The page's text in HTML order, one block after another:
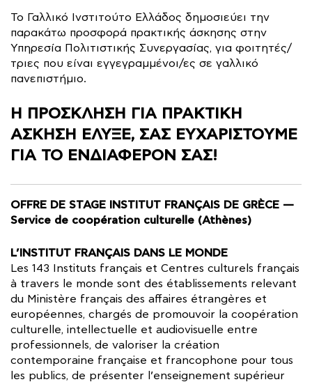
Το Γαλλικό Ινστιτούτο Ελλάδος δημοσιεύει την
παρακάτω προσφορά πρακτικής άσκησης στην
Υπηρεσία Πολιτιστικής Συνεργασίας, για φοιτητές/
τριες που είναι εγγεγραμμένοι/ες σε γαλλικό
πανεπιστήμιο.
Η ΠΡOΣΚΛΗΣΗ ΓΙΑ ΠΡΑΚΤΙΚΗ
ΑΣΚΗΣΗ ΕΛΥΞΕ, ΣΑΣ ΕΥΧΑΡΙΣΤΟYΜΕ
ΓΙΑ ΤΟ ΕΝΔΙΑΦEΡΟΝ ΣΑΣ!
OFFRE DE STAGE INSTITUT FRANÇAIS DE GRÈCE —
Service de coopération culturelle (Athènes)
L’INSTITUT FRANÇAIS DANS LE MONDE
Les 143 Instituts français et Centres culturels français
à travers le monde sont des établissements relevant
du Ministère français des affaires étrangères et
européennes, chargés de promouvoir la coopération
culturelle, intellectuelle et audiovisuelle entre
professionnels, de valoriser la création
contemporaine française et francophone pour tous
les publics, de présenter l’enseignement supérieur